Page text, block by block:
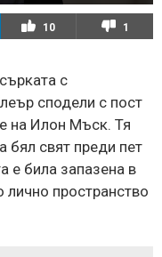
10 1
с
сподели с пост
на Илон Мъск. Тя
бял свят преди пет
е била запазена в
лично пространство